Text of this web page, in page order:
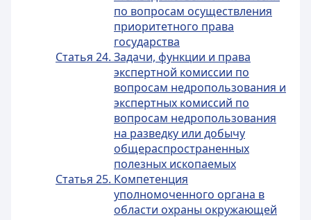
по вопросам осуществления
приоритетного права
государства
Статья 24. Задачи, функции и права
экспертной комиссии по
вопросам недропользования и
экспертных комиссий по
вопросам недропользования
на разведку или добычу
общераспространенных
полезных ископаемых
Статья 25. Компетенция
уполномоченного органа в
области охраны окружающей